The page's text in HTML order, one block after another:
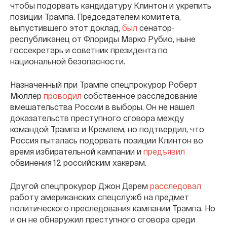
чтобы подорвать кандидатуру Клинтон и укрепить
позиции Трампа. Председателем комитета,
выпустившего этот доклад, был сенатор-
республиканец от Флориды Марко Рубио, ныне
госсекретарь и советник президента по
национальной безопасности.
Назначенный при Трампе спецпрокурор Роберт
Мюллер проводил собственное расследование
вмешательства России в выборы. Он не нашел
доказательств преступного сговора между
командой Трампа и Кремлем, но подтвердил, что
Россия пыталась подорвать позиции Клинтон во
время избирательной кампании и предъявил
обвинения 12 российским хакерам.
Другой спецпрокурор Джон Дарем расследовал
работу американских спецслужб на предмет
политического преследования кампании Трампа. Но
и он не обнаружил преступного сговора среди